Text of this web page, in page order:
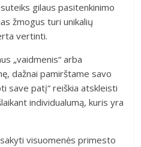
gilaus pasitenkinimo
žmogus turi unikalių
vertinti.
„vaidmenis“ arba
dažnai pamirštame savo
save patį“ reiškia atskleisti
individualumą, kuris yra
visuomenės primesto